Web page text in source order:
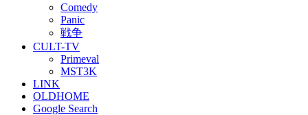
Comedy
Panic
戦争
CULT-TV
Primeval
MST3K
LINK
OLDHOME
Google Search